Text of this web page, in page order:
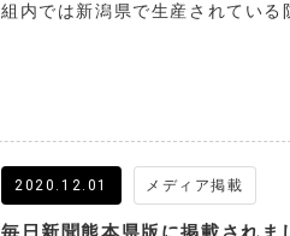
組内では新潟県で生産されている
2020.12.01 メディア掲載